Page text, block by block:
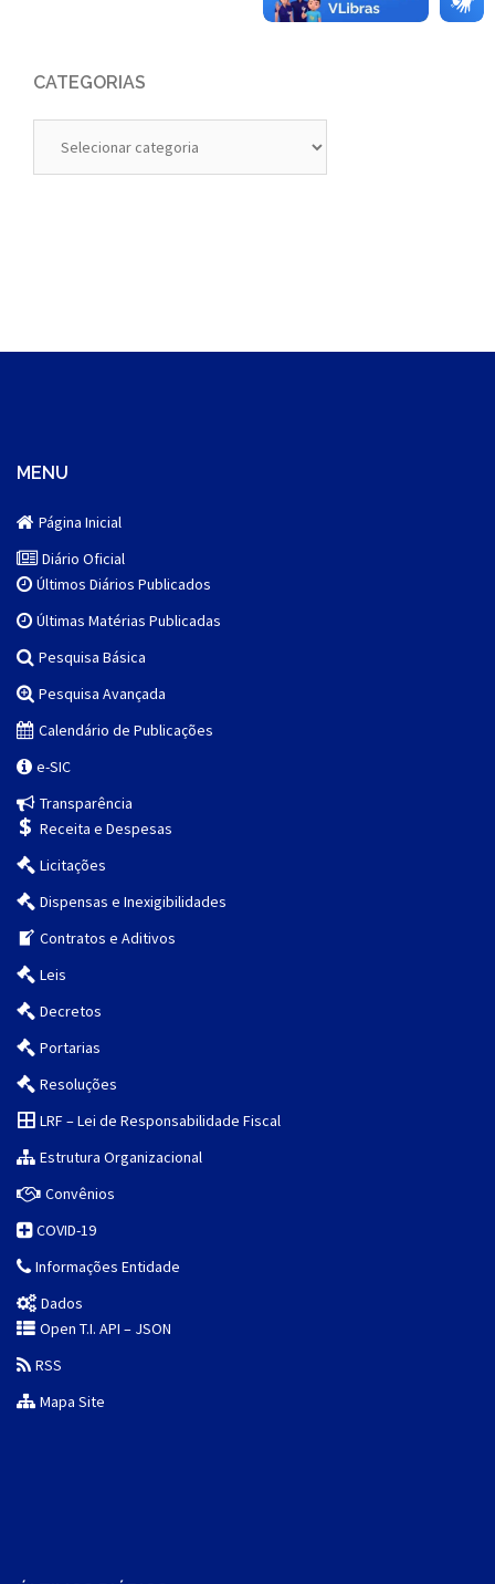
CATEGORIAS
MENU
Página Inicial
Diário Oficial
Últimos Diários Publicados
Últimas Matérias Publicadas
Pesquisa Básica
Pesquisa Avançada
Calendário de Publicações
e-SIC
Transparência
Receita e Despesas
Licitações
Dispensas e Inexigibilidades
Contratos e Aditivos
Leis
Decretos
Portarias
Resoluções
LRF – Lei de Responsabilidade Fiscal
Estrutura Organizacional
Convênios
COVID-19
Informações Entidade
Dados
Open T.I. API – JSON
RSS
Mapa Site